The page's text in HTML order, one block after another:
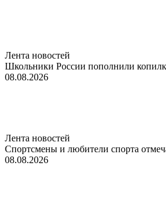
Лента новостей
Школьники России пополнили
08.08.2026
Лента новостей
Спортсмены и любители спорта
08.08.2026